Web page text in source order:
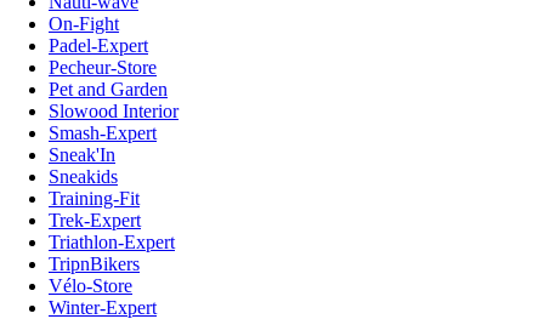
On-Fight
Padel-Expert
Pecheur-Store
Pet and Garden
Slowood Interior
Smash-Expert
Sneak'In
Sneakids
Training-Fit
Trek-Expert
Triathlon-Expert
TripnBikers
Vélo-Store
Winter-Expert